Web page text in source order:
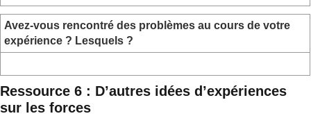
Avez-vous rencontré des problèmes au cours de votre
expérience ? Lesquels ?
Ressource 6 : D’autres idées d’expériences
sur les forces